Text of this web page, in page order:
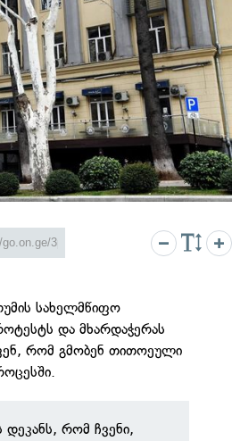
სახელმწიფო
და მხარდაჭერას
რომ გმობენ თითოეული
დეკანს, რომ ჩვენი,